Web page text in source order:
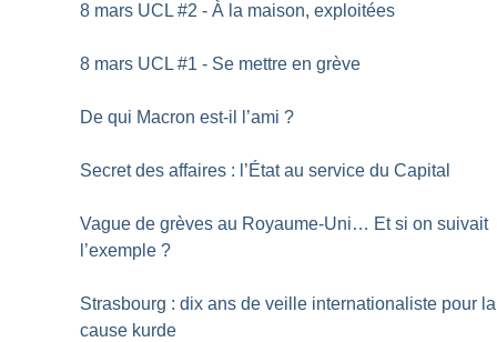
8 mars UCL #2 - À la maison, exploitées
8 mars UCL #1 - Se mettre en grève
De qui Macron est-il l’ami ?
Secret des affaires : l’État au service du Capital
Vague de grèves au Royaume-Uni… Et si on suivait
l’exemple ?
Strasbourg : dix ans de veille internationaliste pour la
cause kurde